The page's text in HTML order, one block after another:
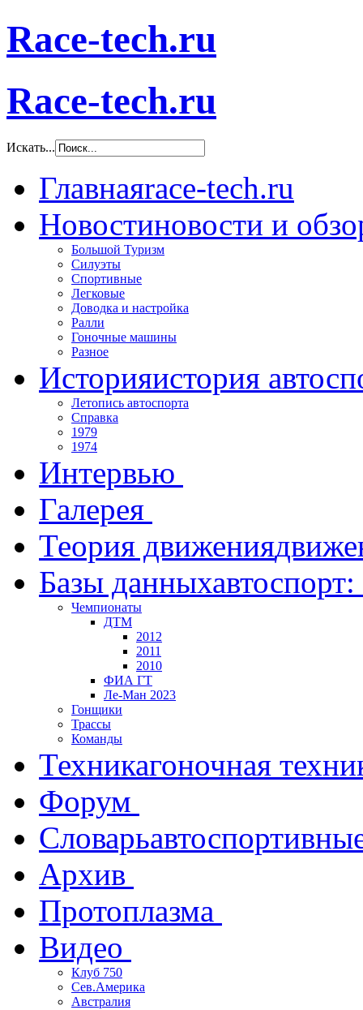
Race-tech.ru
Race-tech.ru
Искать...
Главнаяrace-tech.ru
Новостиновости и
Большой Туризм
Силуэты
Спортивные
Легковые
Доводка и настройка
Ралли
Гоночные машины
Разное
Историяистория
Летопись автоспорта
Справка
1979
1974
Интервью
Галерея
Теория движения
Базы данных
Чемпионаты
ДТМ
2012
2011
2010
ФИА ГТ
Ле-Ман 2023
Гонщики
Трассы
Команды
Техникагоночная
Форум
Словарь
Архив
Протоплазма
Видео
Клуб 750
Сев.Америка
Австралия